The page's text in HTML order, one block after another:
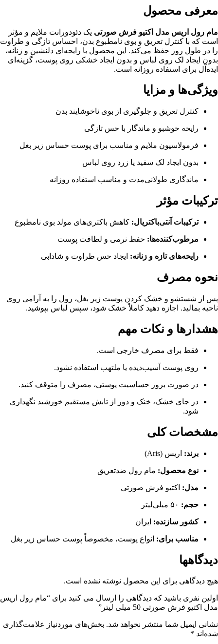
معرفی محصول
مام رول اریس مدل اکتیو فرش صورتی یک دئودورانت ملایم و مؤثر
است که با کنترل تعریق و بوی نامطبوع بدن، احساس تازگی و طراوت
را در طول روز حفظ می‌کند. این محصول با رایحه‌ای دلنشین و زنانه،
بدون ایجاد لک روی لباس و بدون ایجاد خشکی روی پوست، گزینه‌ای
ایده‌آل برای استفاده روزانه است.
ویژگی‌ها و مزایا
کنترل تعریق و جلوگیری از بوی ناخوشایند بدن
رایحه خوشبو و ماندگار با حس تازگی
فرمولاسیون ملایم و مناسب برای پوست حساس زیر بغل
بدون ایجاد لک سفید یا زرد روی لباس
ماندگاری طولانی‌مدت و مناسب استفاده روزانه
ترکیبات مؤثر
ترکیبات آنتی‌باکتریال: کاهش باکتری‌های مولد بوی نامطبوع
مرطوب‌کننده‌ها: حفظ نرمی و لطافت پوست
رایحه‌های تازه و زنانه: ایجاد حس طراوت و شادابی
نحوه مصرف
پس از شستشو و خشک کردن پوست زیر بغل، رول را به آرامی روی
ناحیه بمالید. اجازه دهید کاملاً خشک شود، سپس لباس بپوشید.
هشدارها و نکات مهم
فقط برای مصرف خارجی است.
روی پوست آسیب‌دیده یا ملتهب استفاده نشود.
در صورت بروز حساسیت پوستی، مصرف را متوقف کنید.
در جای خشک، خنک و دور از تابش مستقیم خورشید نگهداری
شود.
مشخصات کلی
برند: اریس (Aris)
نوع محصول: مام رول ضدتعریق
مدل: اکتیو فرش صورتی
حجم:
کشور سازنده: ایران
مناسب برای: انواع پوست، مخصوصاً پوست حساس زیر بغل
دیدگاهها
هیچ دیدگاهی برای این محصول نوشته نشده است.
اولین نفری باشید که دیدگاهی را ارسال می کنید برای “مام رول اریس
مدل اکتیو فرش صورتی 50 میلی لیتر”
نشانی ایمیل شما منتشر نخواهد شد. بخش‌های موردنیاز علامت‌گذاری
شده‌اند *